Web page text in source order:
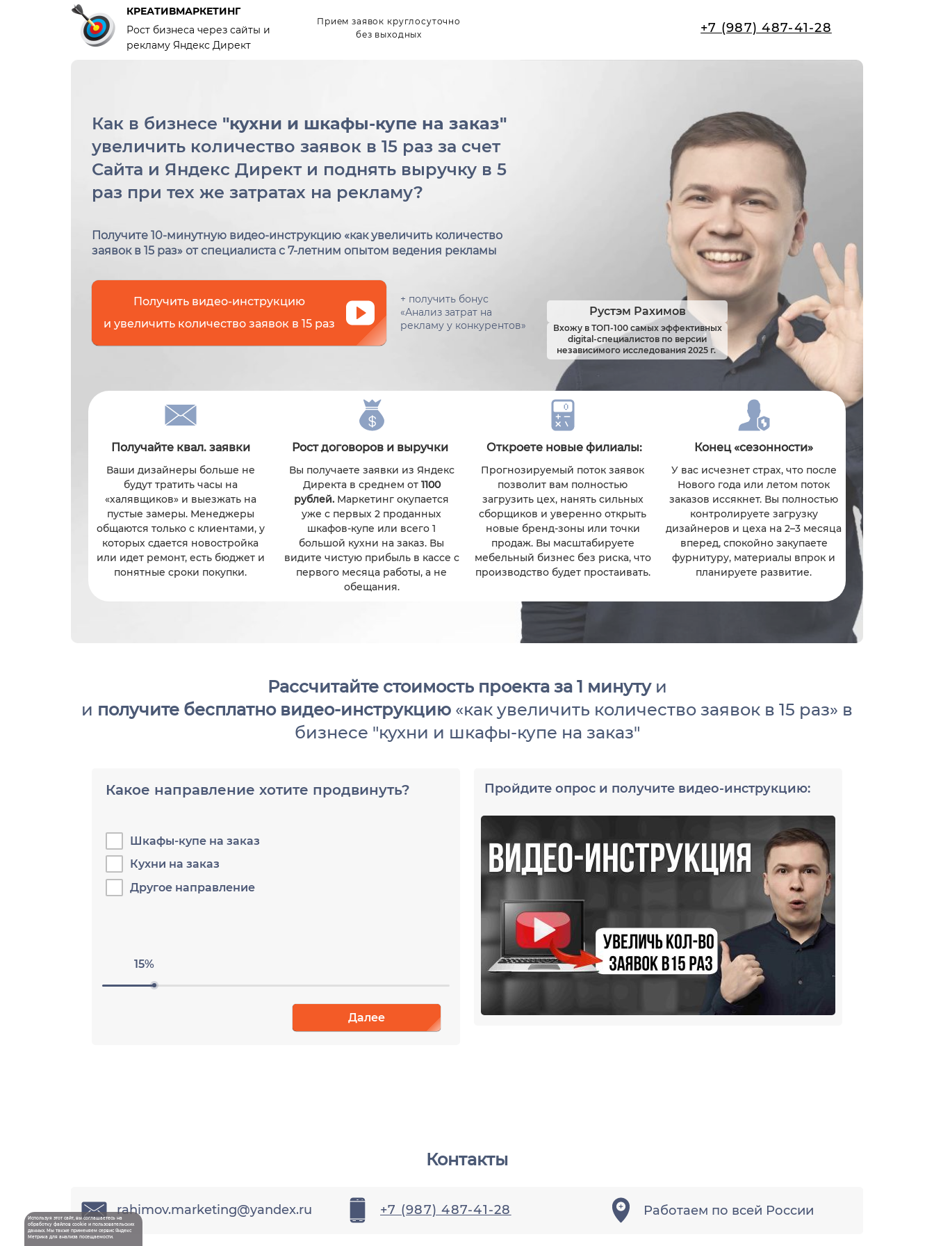
КРЕАТИВМАРКЕТИНГ
Рост бизнеса через сайты и
рекламу Яндекс Директ
Прием заявок круглосуточно
без выходных
+7 (987) 487-41-28
Как в бизнесе "кухни и шкафы-купе на заказ"
увеличить количество заявок в 15 раз за счет
Сайта и Яндекс Директ и поднять выручку в 5
раз при тех же затратах на рекламу?
Получите 10-минутную видео-инструкцию «как увеличить количество
заявок в 15 раз» от специалиста с 7-летним опытом ведения рекламы
Получить видео-инструкцию
и увеличить количество заявок в 15 раз
+ получить бонус
«Анализ затрат на
рекламу у конкурентов»
Рустэм Рахимов
Вхожу в ТОП-100 самых эффективных
digital-специалистов по версии
независимого исследования 2025 г.
Получайте квал. заявки
Ваши дизайнеры больше не
будут тратить часы на
«халявщиков» и выезжать на
пустые замеры. Менеджеры
общаются только с клиентами, у
которых сдается новостройка
или идет ремонт, есть бюджет и
понятные сроки покупки.
Рост договоров и выручки
Вы получаете заявки из Яндекс
Директа в среднем от 1100
рублей. Маркетинг окупается
уже с первых 2 проданных
шкафов-купе или всего 1
большой кухни на заказ. Вы
видите чистую прибыль в кассе с
первого месяца работы, а не
обещания.
Откроете новые филиалы:
Прогнозируемый поток заявок
позволит вам полностью
загрузить цех, нанять сильных
сборщиков и уверенно открыть
новые бренд-зоны или точки
продаж. Вы масштабируете
мебельный бизнес без риска, что
производство будет простаивать.
Конец «сезонности»
У вас исчезнет страх, что после
Нового года или летом поток
заказов иссякнет. Вы полностью
контролируете загрузку
дизайнеров и цеха на 2–3 месяца
вперед, спокойно закупаете
фурнитуру, материалы впрок и
планируете развитие.
Рассчитайте стоимость проекта за 1 минутуи
и получите бесплатно видео-инструкцию «как увеличить количество заявок в 15 раз» в
бизнесе "кухни и шкафы-купе на заказ"
Какое направление хотите продвинуть?
Шкафы-купе на заказ
Кухни на заказ
Другое направление
15%
Далее
У вас есть сайт?
Да
Нет
30%
Далее
Пройдите опрос и получите видео-инструкцию:
Контакты
rahimov.marketing@yandex.ru +7 (987) 487-41-28 Работаем по всей России
Используя этот сайт, вы соглашаетесь на
обработку файлов cookie и пользовательских
данных. Мы также применяем сервис Яндекс
Метрика для анализа посещаемости.